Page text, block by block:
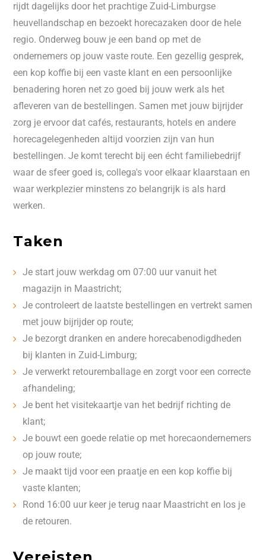
rijdt dagelijks door het prachtige Zuid-Limburgse
heuvellandschap en bezoekt horecazaken door de hele
regio. Onderweg bouw je een band op met de
ondernemers op jouw vaste route. Een gezellig gesprek,
een kop koffie bij een vaste klant en een persoonlijke
benadering horen net zo goed bij jouw werk als het
afleveren van de bestellingen. Samen met jouw bijrijder
zorg je ervoor dat cafés, restaurants, hotels en andere
horecagelegenheden altijd voorzien zijn van hun
bestellingen. Je komt terecht bij een écht familiebedrijf
waar de sfeer goed is, collega's voor elkaar klaarstaan en
waar werkplezier minstens zo belangrijk is als hard
werken.
Taken
Je start jouw werkdag om 07:00 uur vanuit het
magazijn in Maastricht;
Je controleert de laatste bestellingen en vertrekt samen
met jouw bijrijder op route;
Je bezorgt dranken en andere horecabenodigdheden
bij klanten in Zuid-Limburg;
Je verwerkt retouremballage en zorgt voor een correcte
afhandeling;
Je bent het visitekaartje van het bedrijf richting de
klant;
Je bouwt een goede relatie op met horecaondernemers
op jouw route;
Je maakt tijd voor een praatje en een kop koffie bij
vaste klanten;
Rond 16:00 uur keer je terug naar Maastricht en los je
de retouren.